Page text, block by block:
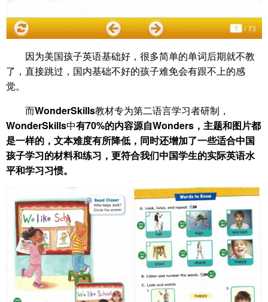
因为美国孩子英语基础好，很多简单的单词后期就不教
了，直接跳过，国内基础不好的孩子难免会有跟不上的感
觉。
而WonderSkills教材专为第二语言学习者研制，
WonderSkills中有70%的内容源自Wonders，主题和图片都
是一样的，文本难度有所降低，同时还增加了一些适合中国
孩子学习的材料和练习，更符合我们中国学生的实际英语水
平和学习习惯。